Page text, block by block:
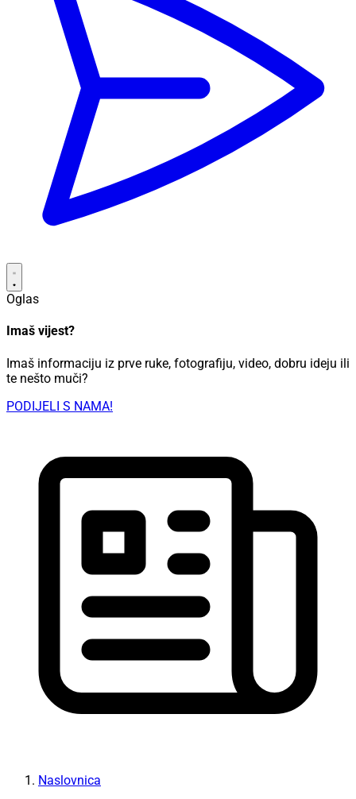
Oglas
Imaš vijest?
Imaš informaciju iz prve ruke, fotografiju, video, dobru ideju ili
te nešto muči?
PODIJELI S NAMA!
Naslovnica